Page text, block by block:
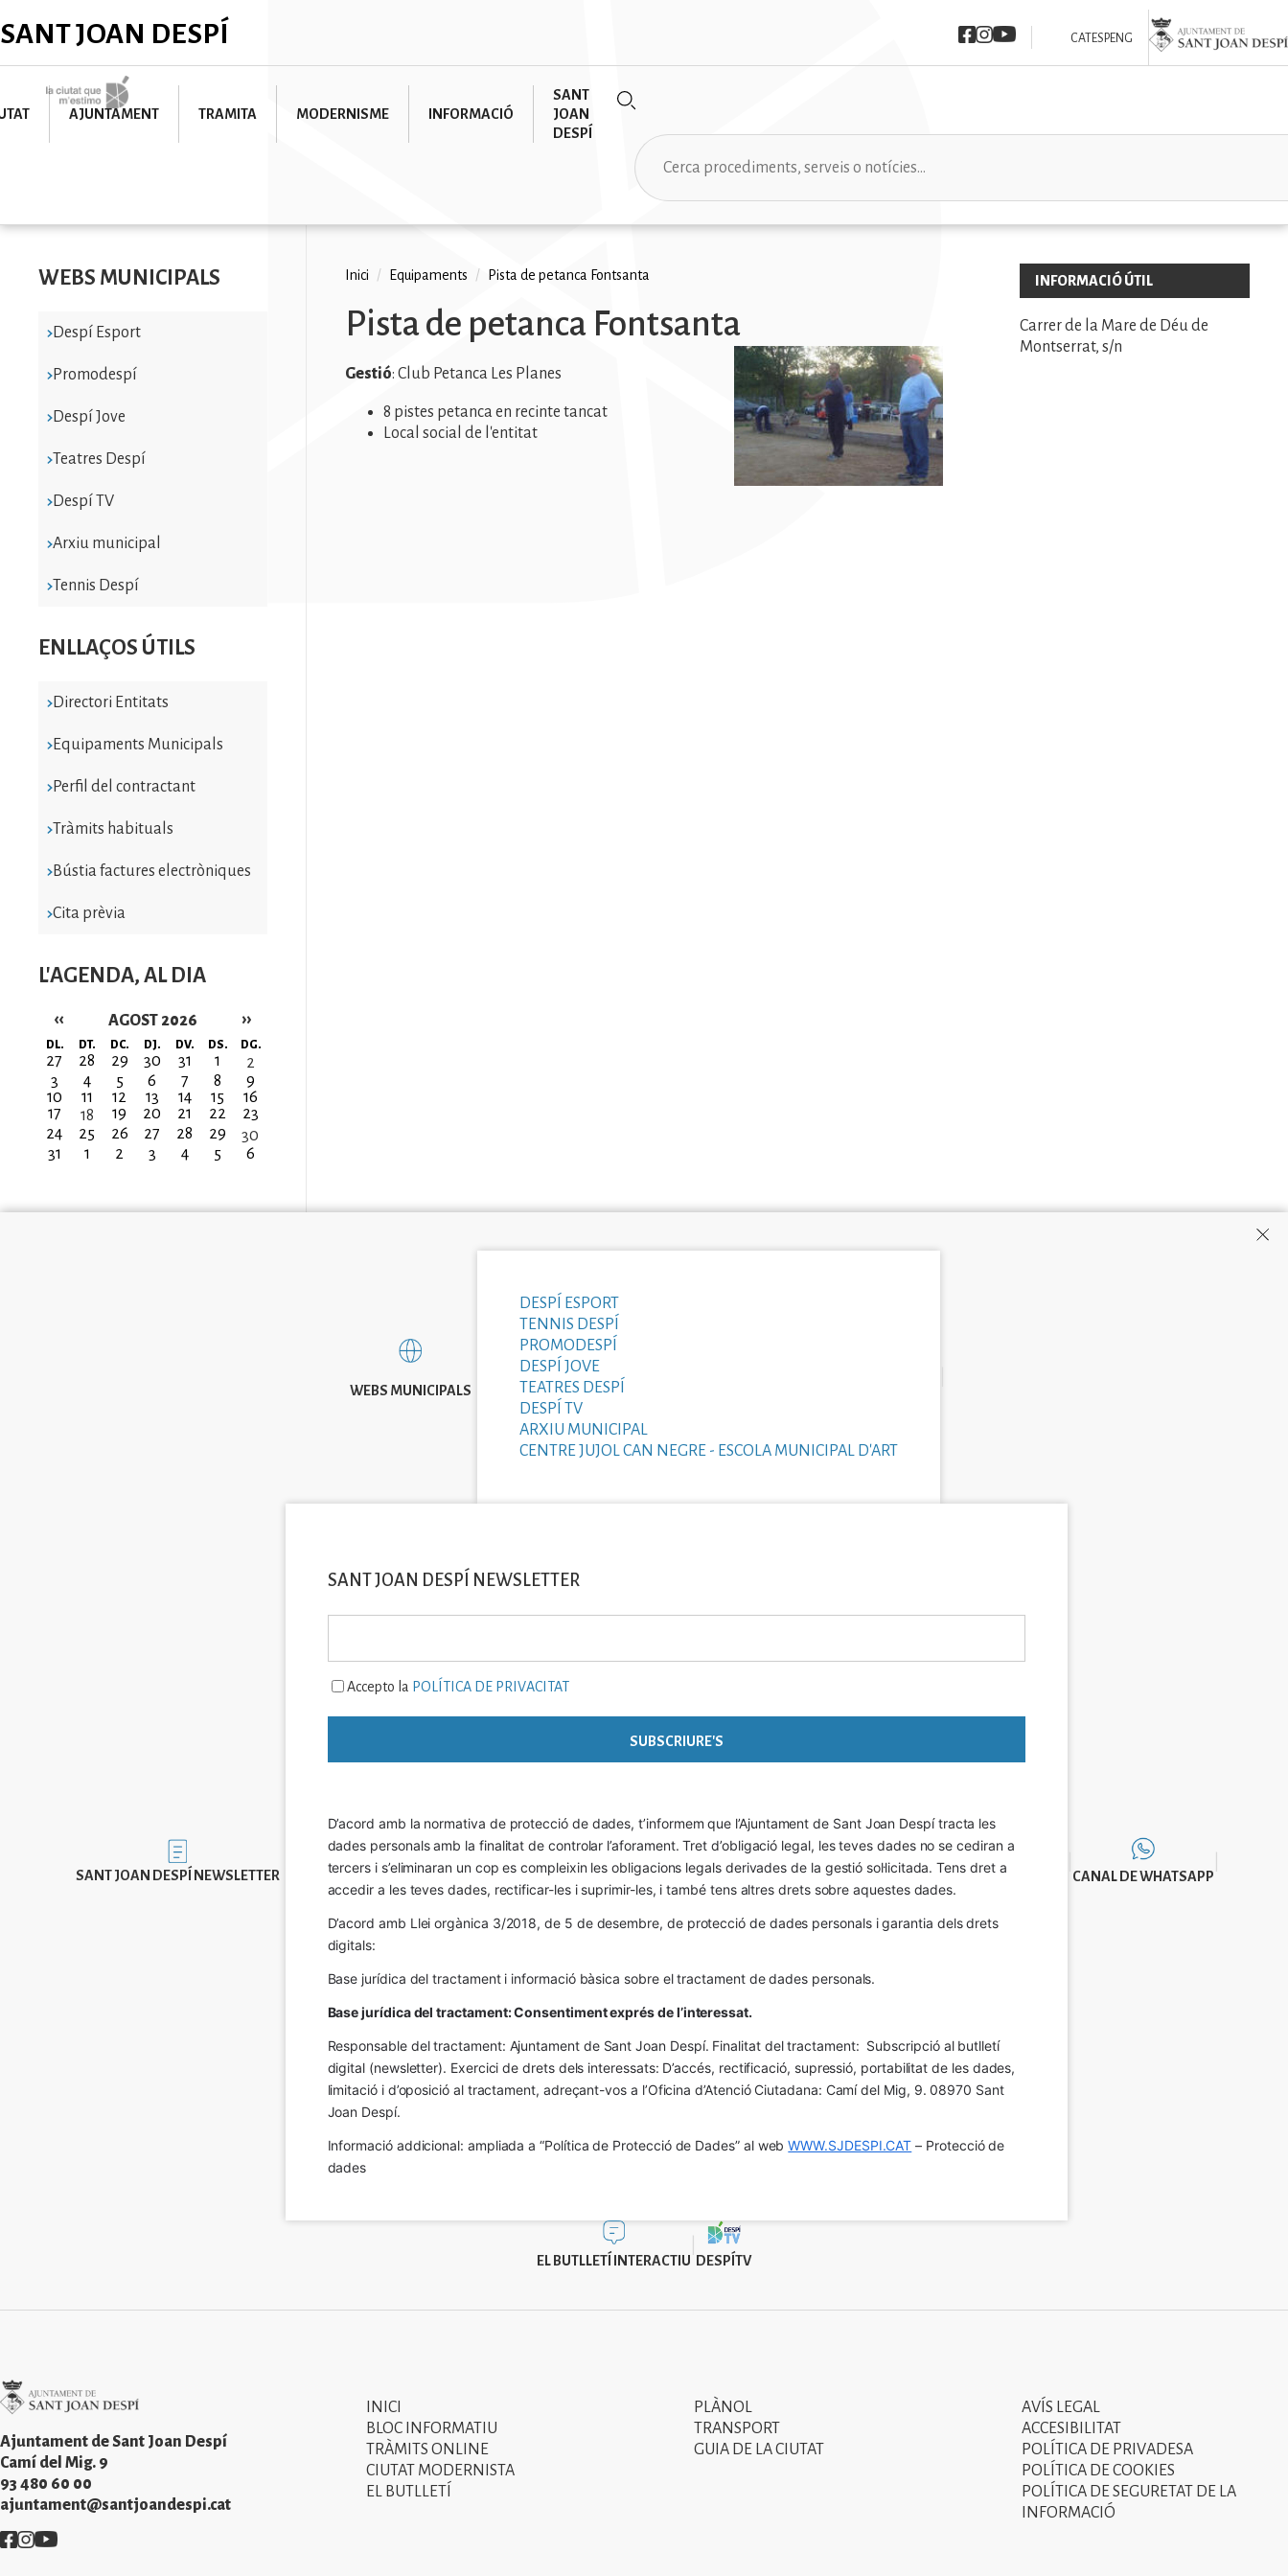
al
SANT JOAN DESPÍ Imatge
Imatge
Imatge CAT ESPENG
Imatge
Imatge
AJUNTAMENT TRAMITA MODERNISME INFORMACIÓ
SANT
JOAN
DESPÍ
Cerca
WEBS MUNICIPALS
Despí Esport
Promodespí
Despí Jove
Teatres Despí
Despí TV
Arxiu municipal
Tennis Despí
ENLLAÇOS ÚTILS
Directori Entitats
Equipaments Municipals
Perfil del contractant
Tràmits habituals
Bústia factures electròniques
Cita prèvia
L'AGENDA, AL DIA
AGOST 2026
Paginació
‹‹ ››
DL. DT. DC. DJ. DV. DS. DG.
27 28 29 30 31 1
2
3
4 5 6 7 8
9
10
11 12 13 14 15
16
17
18 19 20 21 22
23
24
25 26 27 28 29
30
31
1 2 3 4 5 6
Fil
d'ariadna
Inici / Equipaments / Pista de petanca Fontsanta
Pista de petanca Fontsanta
Imatge
Gestió: Club Petanca Les Planes
8 pistes petanca en recinte tancat
Local social de l'entitat
INFORMACIÓ ÚTIL
Carrer de la Mare de Déu de
Montserrat, s/n
WEBS MUNICIPALS
DESPÍ ESPORT
TENNIS DESPÍ
PROMODESPÍ
DESPÍ JOVE
TEATRES DESPÍ
DESPÍ TV
ARXIU MUNICIPAL
CENTRE JUJOL CAN NEGRE - ESCOLA MUNICIPAL D'ART
Imatge
SANT JOAN DESPÍ NEWSLETTER
SANT JOAN DESPÍ NEWSLETTER
Accepto la POLÍTICA DE PRIVACITAT
D’acord amb la normativa de protecció de dades, t’informem que l’Ajuntament de Sant Joan Despí tracta les
dades personals amb la finalitat de controlar l’aforament. Tret d’obligació legal, les teves dades no se cediran a
tercers i s’eliminaran un cop es compleixin les obligacions legals derivades de la gestió sol·licitada. Tens dret a
accedir a les teves dades, rectificar-les i suprimir-les, i també tens altres drets sobre aquestes dades.
D’acord amb Llei orgànica 3/2018, de 5 de desembre, de protecció de dades personals i garantia dels drets
digitals:
Base jurídica del tractament i informació bàsica sobre el tractament de dades personals.
Base jurídica del tractament: Consentiment exprés de l’interessat.
Responsable del tractament: Ajuntament de Sant Joan Despí. Finalitat del tractament:  Subscripció al butlletí
digital (newsletter). Exercici de drets dels interessats: D’accés, rectificació, supressió, portabilitat de les dades,
limitació i d’oposició al tractament, adreçant-vos a l’Oficina d’Atenció Ciutadana: Camí del Mig, 9. 08970 Sant
Joan Despí.
Informació addicional: ampliada a “Política de Protecció de Dades” al web WWW.SJDESPI.CAT – Protecció de
dades
CANAL DE WHATSAPP
EL BUTLLETÍ INTERACTIU DESPÍTV
Imatge
Ajuntament de Sant Joan Despí
Camí del Mig. 9
93 480 60 00
ajuntament@santjoandespi.cat
Imatge
Imatge
Imatge
Primer
menú
INICI
BLOC INFORMATIU
TRÀMITS ONLINE
CIUTAT MODERNISTA
EL BUTLLETÍ
Segon
menú
PLÀNOL
TRANSPORT
GUIA DE LA CIUTAT
Tercer
menú
peu
AVÍS LEGAL
ACCESIBILITAT
POLÍTICA DE PRIVADESA
POLÍTICA DE COOKIES
POLÍTICA DE SEGURETAT DE LA
INFORMACIÓ